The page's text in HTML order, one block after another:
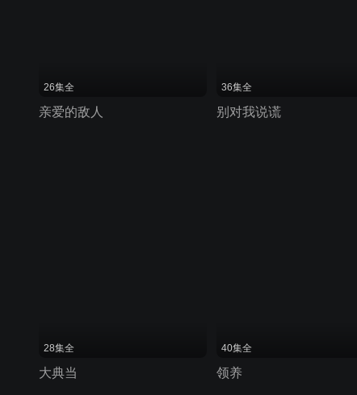
26集全
亲爱的敌人
36集全
别对我说谎
28集全
大典当
40集全
领养